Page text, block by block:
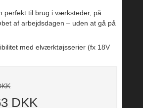
perfekt til brug i værksteder, på
af arbejdsdagen – uden at gå på
med elværktøjsserier (fx 18V
DKK